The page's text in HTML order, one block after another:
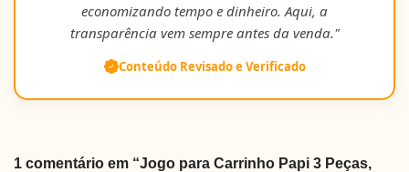
economizando tempo e dinheiro. Aqui, a
transparência vem sempre antes da venda."
Conteúdo Revisado e Verificado
1 comentário em “Jogo para Carrinho Papi 3 Peças,